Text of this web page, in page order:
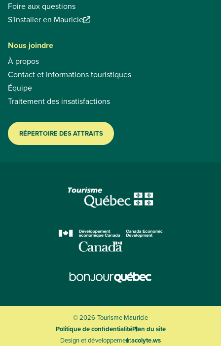
Foire aux questions
S'installer en Mauricie
Nous joindre
À propos
Contact et informations touristiques
Équipe
Traitement des insatisfactions
RÉPERTOIRE DES ATTRAITS
© 2026 Tourisme Mauricie
Politique de confidentialitéPlan du site
Design et développementacolyte.ws